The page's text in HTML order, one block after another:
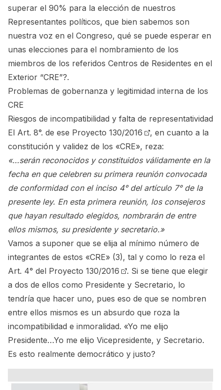
superar el 90% para la elección de nuestros
Representantes políticos, que bien sabemos son
nuestra voz en el Congreso, qué se puede esperar en
unas elecciones para el nombramiento de los
miembros de los referidos Centros de Residentes en el
Exterior “CRE”?.
Problemas de gobernanza y legitimidad interna de los
CRE
Riesgos de incompatibilidad y falta de representatividad
El Art. 8°. de ese Proyecto 130/2016
, en cuanto a la
constitución y validez de los «CRE», reza:
«…serán reconocidos y constituidos válidamente en la
fecha en que celebren su primera reunión convocada
de conformidad con el inciso 4° del artículo 7° de la
presente ley. En esta primera reunión, los consejeros
que hayan resultado elegidos, nombrarán de entre
ellos mismos, su presidente y secretario.»
Vamos a suponer que se elija al mínimo número de
integrantes de estos «CRE» (3), tal y como lo reza el
Art. 4° del Proyecto 130/2016
. Si se tiene que elegir
a dos de ellos como Presidente y Secretario, lo
tendría que hacer uno, pues eso de que se nombren
entre ellos mismos es un absurdo que roza la
incompatibilidad e inmoralidad. «Yo me elijo
Presidente…Yo me elijo Vicepresidente, y Secretario.
Es esto realmente democrático y justo?